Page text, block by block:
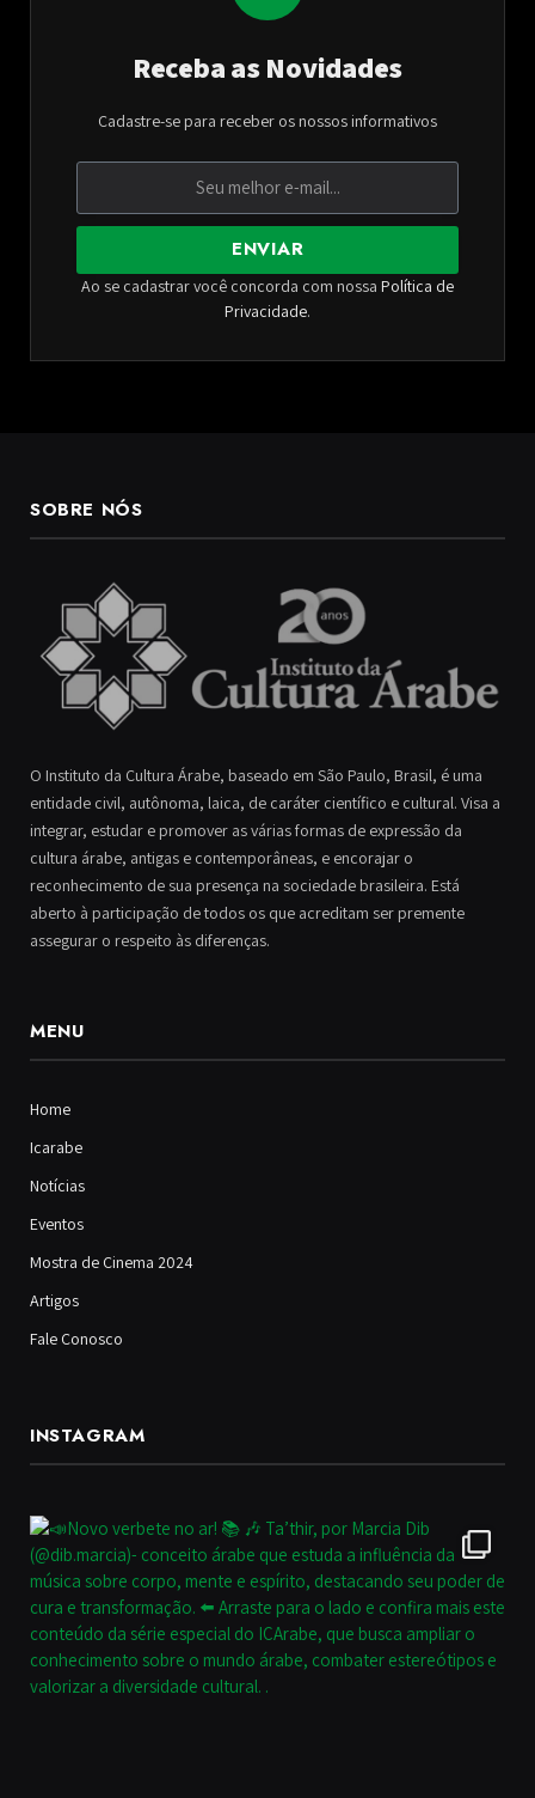
Receba as Novidades
Cadastre-se para receber os nossos informativos
ENVIAR
Ao se cadastrar você concorda com nossa Política de
Privacidade.
SOBRE NÓS
O Instituto da Cultura Árabe, baseado em São Paulo, Brasil, é uma
entidade civil, autônoma, laica, de caráter científico e cultural. Visa a
integrar, estudar e promover as várias formas de expressão da
cultura árabe, antigas e contemporâneas, e encorajar o
reconhecimento de sua presença na sociedade brasileira. Está
aberto à participação de todos os que acreditam ser premente
assegurar o respeito às diferenças.
MENU
Home
Icarabe
Notícias
Eventos
Mostra de Cinema 2024
Artigos
Fale Conosco
INSTAGRAM